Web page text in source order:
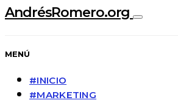
AndrésRomero.org
MENÚ
#INICIO
#MARKETING